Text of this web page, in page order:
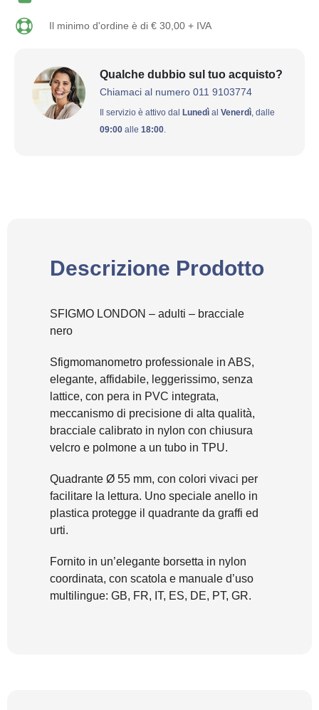
Il minimo d'ordine è di € 30,00 + IVA
Qualche dubbio sul tuo acquisto?
Chiamaci al numero 011 9103774
Il servizio è attivo dal Lunedì al Venerdì, dalle
09:00 alle 18:00.
Descrizione Prodotto
SFIGMO LONDON – adulti – bracciale
nero
Sfigmomanometro professionale in ABS,
elegante, affidabile, leggerissimo, senza
lattice, con pera in PVC integrata,
meccanismo di precisione di alta qualità,
bracciale calibrato in nylon con chiusura
velcro e polmone a un tubo in TPU.
Quadrante Ø 55 mm, con colori vivaci per
facilitare la lettura. Uno speciale anello in
plastica protegge il quadrante da graffi ed
urti.
Fornito in un’elegante borsetta in nylon
coordinata, con scatola e manuale d’uso
multilingue: GB, FR, IT, ES, DE, PT, GR.